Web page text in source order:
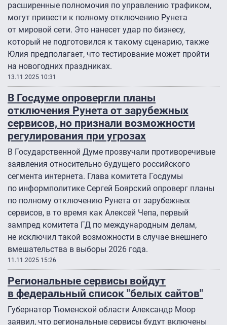
расширенные полномочия по управлению трафиком,
могут привести к полному отключению Рунета
от мировой сети. Это нанесет удар по бизнесу,
который не подготовился к такому сценарию, также
Юлия предполагает, что тестирование может пройти
на новогодних праздниках.
13.11.2025 10:31
В Госдуме опровергли планы
отключения Рунета от зарубежных
сервисов, но признали возможности
регулирования при угрозах
В Государственной Думе прозвучали противоречивые
заявления относительно будущего российского
сегмента интернета. Глава комитета Госдумы
по информполитике Сергей Боярский опроверг планы
по полному отключению Рунета от зарубежных
сервисов, в то время как Алексей Чепа, первый
зампред комитета ГД по международным делам,
не исключил такой возможности в случае внешнего
вмешательства в выборы 2026 года.
11.11.2025 15:26
Региональные сервисы войдут
в федеральный список "белых сайтов"
Губернатор Тюменской области Александр Моор
заявил, что региональные сервисы будут включены